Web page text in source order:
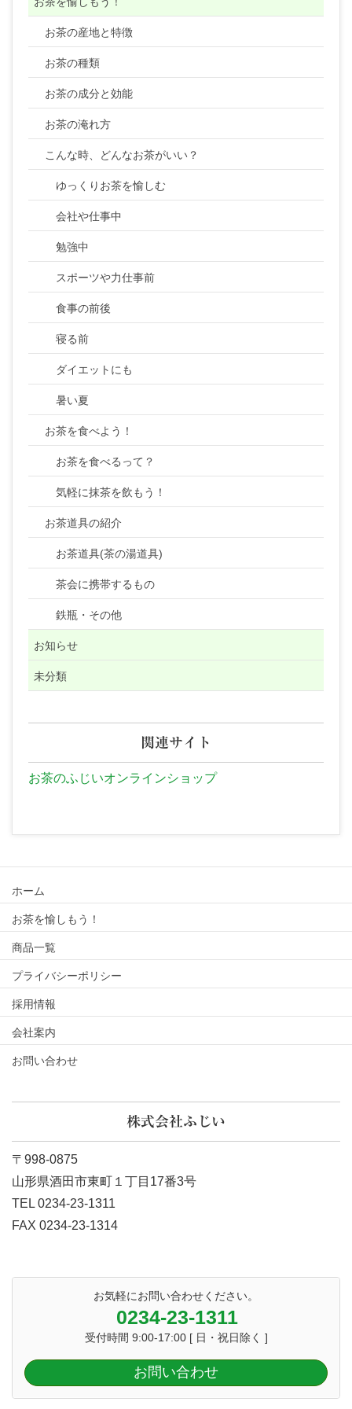
お茶の産地と特徴
お茶の種類
お茶の成分と効能
お茶の淹れ方
こんな時、どんなお茶がいい？
ゆっくりお茶を愉しむ
会社や仕事中
勉強中
スポーツや力仕事前
食事の前後
寝る前
ダイエットにも
暑い夏
お茶を食べよう！
お茶を食べるって？
気軽に抹茶を飲もう！
お茶道具の紹介
お茶道具(茶の湯道具)
茶会に携帯するもの
鉄瓶・その他
お知らせ
未分類
関連サイト
お茶のふじいオンラインショップ
ホーム
お茶を愉しもう！
商品一覧
プライバシーポリシー
採用情報
会社案内
お問い合わせ
株式会社ふじい
〒998-0875
山形県酒田市東町１丁目17番3号
TEL 0234-23-1311
FAX 0234-23-1314
お気軽にお問い合わせください。
0234-23-1311
受付時間 9:00-17:00 [ 日・祝日除く ]
お問い合わせ